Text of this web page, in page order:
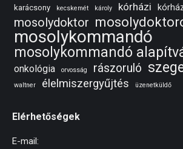
karácsony kecskemét károly kórházi
mosolydoktor
mosolykommandó
mosolykommandó
onkológia
orvosság rászoruló
waltner
élelmiszergyűjtés üzenetküldő
Elérhetőségek
E-mail: